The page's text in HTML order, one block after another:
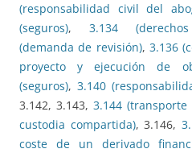
(responsabilidad civil del
(seguros), 3.134
(demanda de revisión), 3.136
proyecto y ejecución de
(seguros), 3.140
3.142, 3.143, 3.144 (transporte
custodia compartida), 3.146,
coste de un derivado